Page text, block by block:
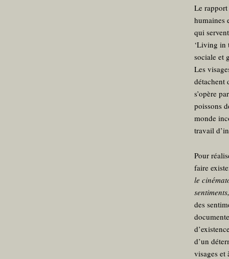
Le rapport
humaines
qui
‘Living in
sociale et
Les
détachent
s’opère
poissons
monde
travail
Pour
faire
le
des
d’un
visages et